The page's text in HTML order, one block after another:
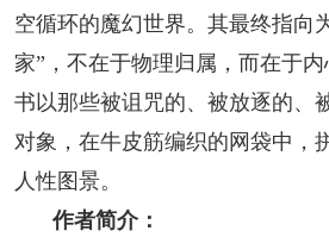
空循环的魔幻世界。其最终指向
家”，不在于物理归属，而在于
书以那些被诅咒的、被放逐的、
对象，在牛皮筋编织的网袋中，
人性图景。
作者简介：